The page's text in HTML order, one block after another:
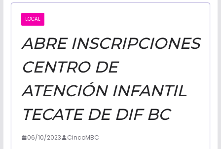
NOTICIAS
LOCAL
ABRE INSCRIPCIONES
CENTRO DE
ATENCIÓN INFANTIL
TECATE DE DIF BC
06/10/2023 CincoMBC